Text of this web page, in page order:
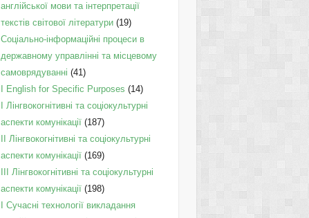
англійської мови та інтерпретації
текстів світової літератури(19)
Соціально-інформаційні процеси в
державному управлінні та місцевому
самоврядуванні (41)
І English for Specific Purposes (14)
I Лінгвокогнітивні та соціокультурні
аспекти комунікації(187)
IІ Лінгвокогнітивні та соціокультурні
аспекти комунікації(169)
IІI Лінгвокогнітивні та соціокультурні
аспекти комунікації(198)
I Cучасні технології викладання